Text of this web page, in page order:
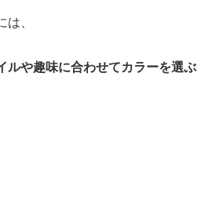
、
ルや趣味に合わせてカラーを選ぶ